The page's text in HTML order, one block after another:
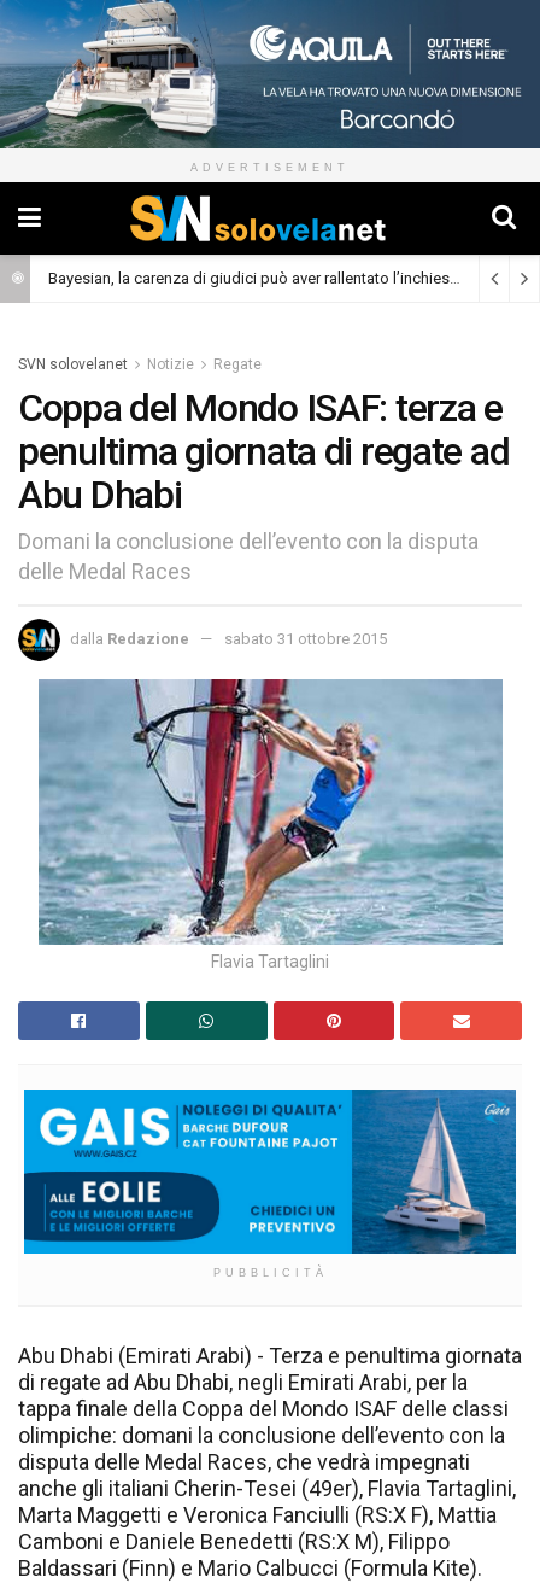
ADVERTISEMENT
Bayesian, la carenza di giudici può aver rallentato l’inchiesta (Cronaca)
SVN solovelanet Notizie Regate
Coppa del Mondo ISAF: terza e
penultima giornata di regate ad
Abu Dhabi
Domani la conclusione dell’evento con la disputa
delle Medal Races
dalla Redazione sabato 31 ottobre 2015
Flavia Tartaglini
PUBBLICITÀ
Abu Dhabi (Emirati Arabi) - Terza e penultima giornata
di regate ad Abu Dhabi, negli Emirati Arabi, per la
tappa finale della Coppa del Mondo ISAF delle classi
olimpiche: domani la conclusione dell’evento con la
disputa delle Medal Races, che vedrà impegnati
anche gli italiani Cherin-Tesei (49er), Flavia Tartaglini,
Marta Maggetti e Veronica Fanciulli (RS:X F), Mattia
Camboni e Daniele Benedetti (RS:X M), Filippo
Baldassari (Finn) e Mario Calbucci (Formula Kite).